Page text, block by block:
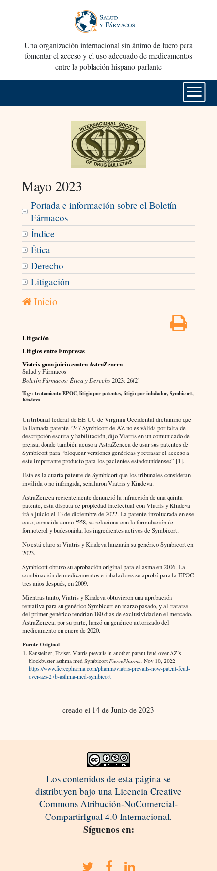
Una organización internacional sin ánimo de lucro para
fomentar el acceso y el uso adecuado de medicamentos
entre la población hispano-parlante
Mayo 2023
Portada e información sobre el Boletín
Fármacos
Índice
Ética
Derecho
Litigación
Inicio
Litigación
Litigios entre Empresas
Viatris gana juicio contra AstraZeneca
Salud y Fármacos
Boletín Fármacos: Ética y Derecho2023; 26(2)
Tags: tratamiento EPOC, litigio por patentes, litigio por inhalador, Symbicort,
Kindeva
Un tribunal federal de EE UU de Virginia Occidental dictaminó que
la llamada patente ‘247 Symbicort de AZ no es válida por falta de
descripción escrita y habilitación, dijo Viatris en un comunicado de
prensa, donde también acuso a AstraZeneca de usar sus patentes de
Symbicort para “bloquear versiones genéricas y retrasar el acceso a
este importante producto para los pacientes estadounidenses” [1].
Esta es la cuarta patente de Symbicort que los tribunales consideran
inválida o no infringida, señalaron Viatris y Kindeva.
AstraZeneca recientemente denunció la infracción de una quinta
patente, esta disputa de propiedad intelectual con Viatris y Kindeva
irá a juicio el 13 de diciembre de 2022. La patente involucrada en ese
caso, conocida como ‘558, se relaciona con la formulación de
formoterol y budesonida, los ingredientes activos de Symbicort.
No está claro si Viatris y Kindeva lanzarán su genérico Symbicort en
2023.
Symbicort obtuvo su aprobación original para el asma en 2006. La
combinación de medicamentos e inhaladores se aprobó para la EPOC
tres años después, en 2009.
Mientras tanto, Viatris y Kindeva obtuvieron una aprobación
tentativa para su genérico Symbicort en marzo pasado, y al tratarse
del primer genérico tendrían 180 días de exclusividad en el mercado.
AstraZeneca, por su parte, lanzó un genérico autorizado del
medicamento en enero de 2020.
Fuente Original
Kansteiner, Fraiser. Viatris prevails in another patent feud over AZ’s
blockbuster asthma med Symbicort FiercePharma, Nov 10, 2022
https://www.fiercepharma.com/pharma/viatris-prevails-now-patent-feud-
over-azs-27b-asthma-med-symbicort
creado el 14 de Junio de 2023
Los contenidos de esta página se
distribuyen bajo una Licencia Creative
Commons Atribución-NoComercial-
CompartirIgual 4.0 Internacional.
Síguenos en: